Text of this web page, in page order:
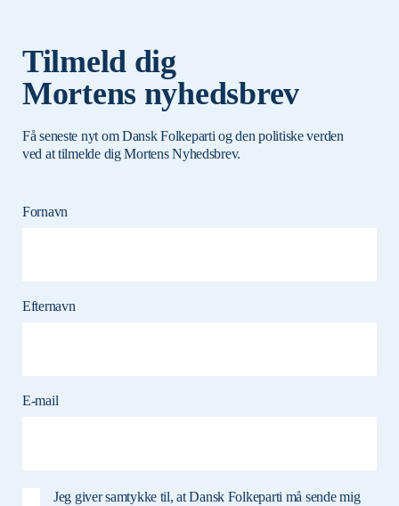
Tilmeld dig
Mortens nyhedsbrev
Få seneste nyt om Dansk Folkeparti og den politiske verden
ved at tilmelde dig Mortens Nyhedsbrev.
Fornavn
Efternavn
E-mail
Jeg giver samtykke til, at Dansk Folkeparti må sende mig